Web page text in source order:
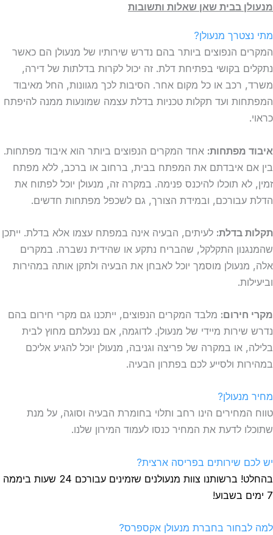
מנעולן בבית שאן שאלות ותשובות
מתי נצטרך מנעולן?
המקרים הנפוצים ביותר בהם נדרש שירותיו של מנעולן הם כאשר
נתקלים בקושי בפתיחת דלת. זה יכול לקרות בדלתות של דירה,
משרד, רכב או כל מקום אחר. הסיבות לכך מגוונות, החל מאיבוד
המפתחות ועד תקלות טכניות בדלת עצמה שמונעות ממנה להיפתח
כראוי.
איבוד מפתחות: אחד המקרים הנפוצים ביותר הוא איבוד מפתחות.
בין אם איבדתם את המפתח בבית, ברחוב או ברכב, ללא מפתח
זמין, לא תוכלו להיכנס פנימה. במקרה זה, מנעולן יוכל לפתוח את
הדלת עבורכם, ובמידת הצורך, גם לשכפל מפתחות חדשים.
תקלות בדלת: לעיתים, הבעיה אינה במפתח עצמו אלא בדלת. ייתכן
שהמנגנון התקלקל, שהבריח נתקע או שהידית נשברה. במקרים
אלה, מנעולן מוסמך יוכל לאבחן את הבעיה ולתקן אותה במהירות
וביעילות.
מקרי חירום: מלבד המקרים הנפוצים, ייתכנו גם מקרי חירום בהם
נדרש שירות מיידי של מנעולן. לדוגמה, אם ננעלתם מחוץ לבית
בלילה, או במקרה של פריצה וגניבה, מנעולן יוכל להגיע אליכם
במהירות ולסייע לכם בפתרון הבעיה.
מחיר מנעולן?
טווח המחירים הינו רחב ותלוי בחומרת הבעיה וסוגה, על מנת
שתוכלו לדעת את המחיר כנסו לעמוד המירון שלנו.
יש לכם שירותים בפריסה ארצית?
בהחלט! ברשותנו צוות מנעולנים שזמינים עבורכם 24 שעות ביממה
7 ימים בשבוע!
למה לבחור בחברת מנעולן אקספרס?